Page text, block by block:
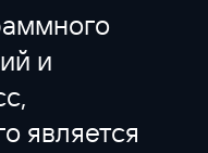
и
является